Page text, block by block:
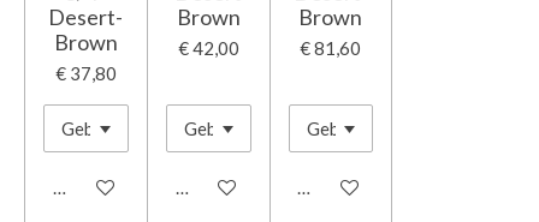
Desert-
Brown
€ 37,80
In winkelwagen
Brown
€ 42,00
In winkelwagen
Brown
€ 81,60
In winkelwagen